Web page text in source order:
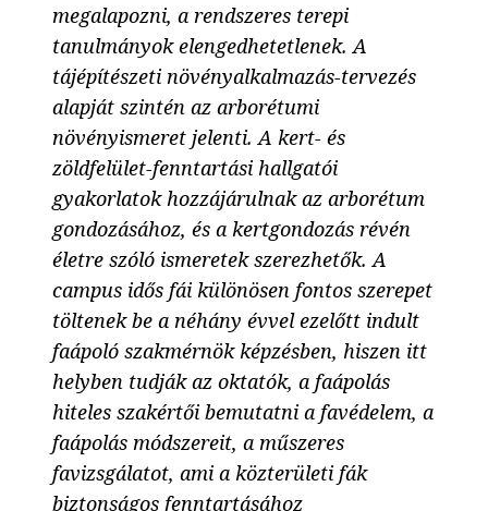
megalapozni, a rendszeres terepi
tanulmányok elengedhetetlenek. A
tájépítészeti növényalkalmazás-tervezés
alapját szintén az arborétumi
növényismeret jelenti. A kert- és
zöldfelület-fenntartási hallgatói
gyakorlatok hozzájárulnak az arborétum
gondozásához, és a kertgondozás révén
életre szóló ismeretek szerezhetők. A
campus idős fái különösen fontos szerepet
töltenek be a néhány évvel ezelőtt indult
faápoló szakmérnök képzésben, hiszen itt
helyben tudják az oktatók, a faápolás
hiteles szakértői bemutatni a favédelem, a
faápolás módszereit, a műszeres
favizsgálatot, ami a közterületi fák
biztonságos fenntartásához